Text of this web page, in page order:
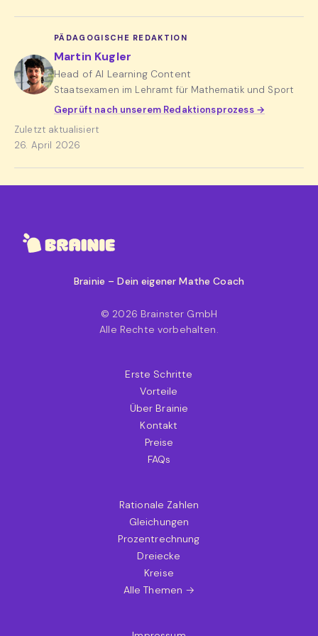
PÄDAGOGISCHE REDAKTION
Martin Kugler
Head of AI Learning Content
Staatsexamen im Lehramt für Mathematik und Sport
Geprüft nach unserem Redaktionsprozess →
Zuletzt aktualisiert
26. April 2026
Brainie – Dein eigener Mathe Coach
© 2026 Brainster GmbH
Alle Rechte vorbehalten.
Erste Schritte
Vorteile
Über Brainie
Kontakt
Preise
FAQs
Rationale Zahlen
Gleichungen
Prozentrechnung
Dreiecke
Kreise
Alle Themen →